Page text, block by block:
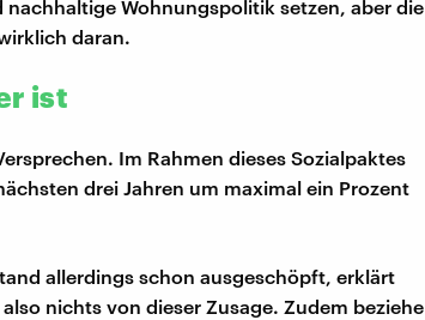
nachhaltige Wohnungspolitik setzen, aber die
daran.
ist
Im Rahmen dieses Sozialpaktes
drei Jahren um maximal ein Prozent
allerdings schon ausgeschöpft, erklärt
nichts von dieser Zusage. Zudem beziehe